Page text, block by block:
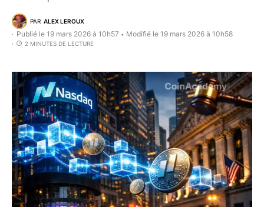
PAR ALEX LEROUX
Publié le 19 mars 2026 à 10h57 • Modifié le 19 mars 2026 à 10h58
2 MINUTES DE LECTURE